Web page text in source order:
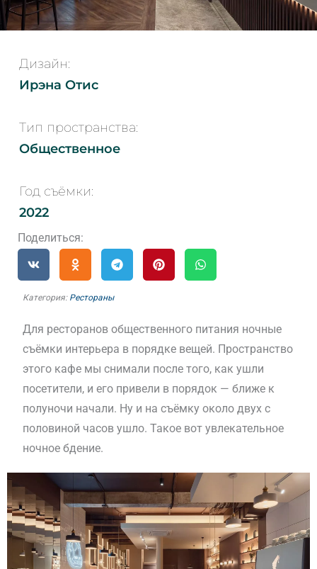
Дизайн:
Ирэна Отис
Тип пространства:
Общественное
Год съёмки:
2022
Поделиться:
Категория: Рестораны
Для ресторанов общественного питания ночные
съёмки интерьера в порядке вещей. Пространство
этого кафе мы снимали после того, как ушли
посетители, и его привели в порядок — ближе к
полуночи начали. Ну и на съёмку около двух с
половиной часов ушло. Такое вот увлекательное
ночное бдение.